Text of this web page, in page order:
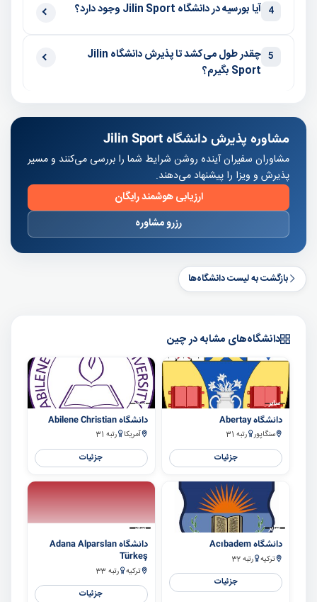
4 آیا بورسیه در دانشگاه Jilin Sport وجود دارد؟
5
چقدر طول می‌کشد تا پذیرش دانشگاه Jilin
Sport بگیرم؟
مشاوره پذیرش دانشگاه Jilin Sport
مشاوران سفیران آینده روشن شرایط شما را بررسی می‌کنند و مسیر
پذیرش و ویزا را پیشنهاد می‌دهند.
ارزیابی هوشمند رایگان
رزرو مشاوره
بازگشت به لیست دانشگاه‌ها
دانشگاه‌های مشابه در چین
سایر
دانشگاه Abertay
سنگاپور رتبه 31
جزئیات
سایر
دانشگاه Abilene Christian
آمریکا رتبه 31
جزئیات
سایر
دانشگاه Acıbadem
ترکیه رتبه 32
جزئیات
سایر
دانشگاه Adana Alparslan
Türkeş
ترکیه رتبه 33
جزئیات